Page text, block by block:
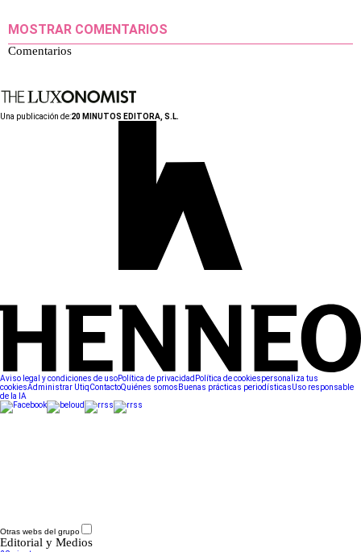
MOSTRAR COMENTARIOS
Comentarios
Una publicación de:20 MINUTOS EDITORA, S.L.
Aviso legal y condiciones de usoPolítica de privacidad Política de cookiespersonaliza tus
cookiesAdministrar UtiqContactoQuiénes somos Buenas prácticas periodísticasUso responsable
de la IA
Otras webs del grupo
Editorial y Medios